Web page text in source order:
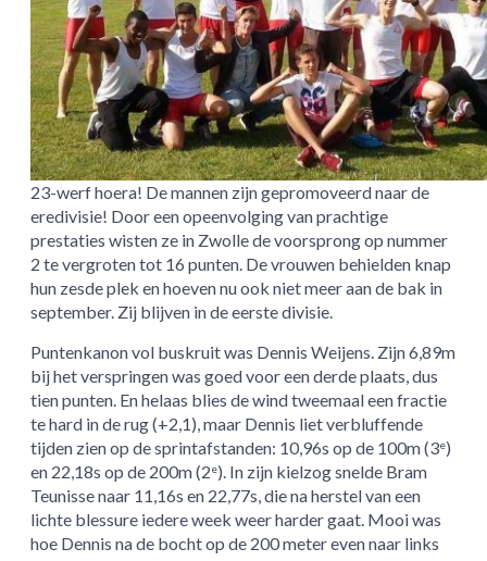
23-werf hoera! De mannen zijn gepromoveerd naar de
eredivisie! Door een opeenvolging van prachtige
prestaties wisten ze in Zwolle de voorsprong op nummer
2 te vergroten tot 16 punten. De vrouwen behielden knap
hun zesde plek en hoeven nu ook niet meer aan de bak in
september. Zij blijven in de eerste divisie.
Puntenkanon vol buskruit was Dennis Weijens. Zijn 6,89m
bij het verspringen was goed voor een derde plaats, dus
tien punten. En helaas blies de wind tweemaal een fractie
te hard in de rug (+2,1), maar Dennis liet verbluffende
tijden zien op de sprintafstanden: 10,96s op de 100m (3e)
en 22,18s op de 200m (2e). In zijn kielzog snelde Bram
Teunisse naar 11,16s en 22,77s, die na herstel van een
lichte blessure iedere week weer harder gaat. Mooi was
hoe Dennis na de bocht op de 200 meter even naar links